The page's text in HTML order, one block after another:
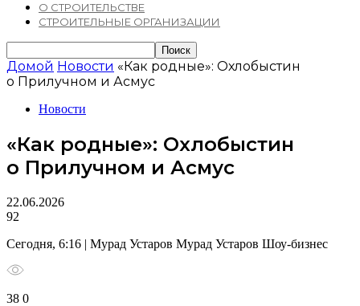
О СТРОИТЕЛЬСТВЕ
СТРОИТЕЛЬНЫЕ ОРГАНИЗАЦИИ
Домой Новости «Как родные»: Охлобыстин
о Прилучном и Асмус
Новости
«Как родные»: Охлобыстин
о Прилучном и Асмус
22.06.2026
92
Сегодня, 6:16 | Мурад Устаров Мурад Устаров Шоу-бизнес
38 0